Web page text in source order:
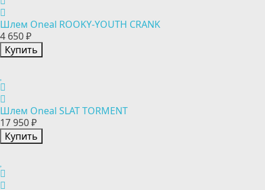
Шлем Oneal ROOKY-YOUTH CRANK
4 650 ₽
Купить
Шлем Oneal SLAT TORMENT
17 950 ₽
Купить